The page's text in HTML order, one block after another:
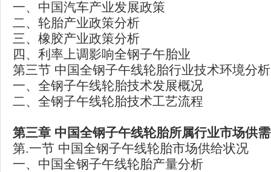
一、中国汽车产业发展政策
二、轮胎产业政策分析
三、橡胶产业政策分析
四、利率上调影响全钢子午胎业
第三节 中国全钢子午线轮胎行业技术环境分析
一、全钢子午线轮胎技术发展概况
二、全钢子午线轮胎技术工艺流程
第三章 中国全钢子午线轮胎所属行业市场供
第.一节 中国全钢子午线轮胎市场供给状况
一、中国全钢子午线轮胎产量分析